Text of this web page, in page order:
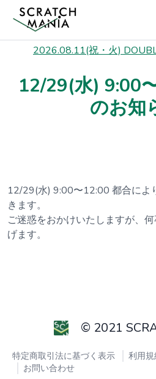
2026.08.11(祝・火)
12/29(水) 9:00
のお知
12/29(水) 9:00〜12:00 都合によ
きます。
ご迷惑をおかけいたしますが、
げます。
© 2021
特定商取引法に基づく表示 利用規
お問い合わせ